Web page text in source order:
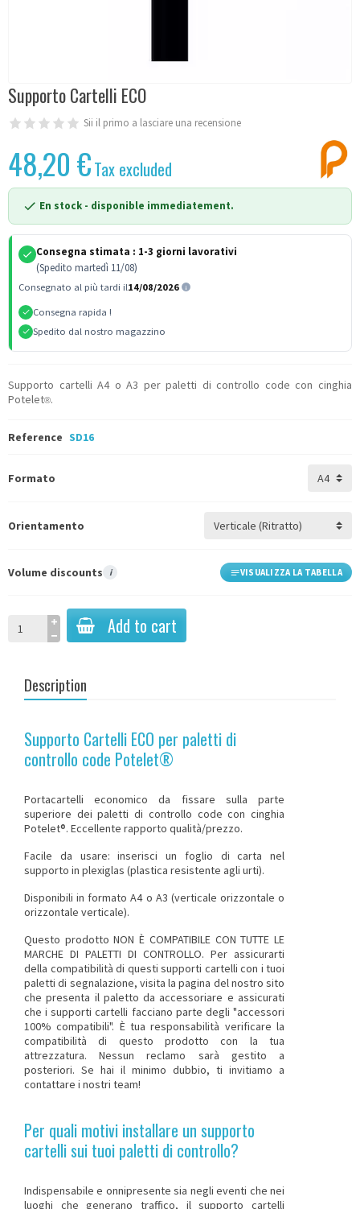
Supporto Cartelli ECO
Sii il primo a lasciare una recensione
48,20 €Tax excluded
En stock - disponible immediatement.
Consegna stimata : 1-3 giorni lavorativi
(Spedito martedì 11/08)
Consegnato al più tardi il14/08/2026
Consegna rapida !
Spedito dal nostro magazzino
Supporto cartelli A4 o A3 per paletti di controllo code con cinghia
Potelet®.
Reference SD16
Formato
Orientamento
Volume discounts i VISUALIZZA LA TABELLA
Add to cart
Description
Supporto Cartelli ECO per paletti di
controllo code Potelet®
Portacartelli economico da fissare sulla parte
superiore dei paletti di controllo code con cinghia
Potelet®. Eccellente rapporto qualità/prezzo.
Facile da usare: inserisci un foglio di carta nel
supporto in plexiglas (plastica resistente agli urti).
Disponibili in formato A4 o A3 (verticale orizzontale o
orizzontale verticale).
Questo prodotto NON È COMPATIBILE CON TUTTE LE
MARCHE DI PALETTI DI CONTROLLO. Per assicurarti
della compatibilità di questi supporti cartelli con i tuoi
paletti di segnalazione, visita la pagina del nostro sito
che presenta il paletto da accessoriare e assicurati
che i supporti cartelli facciano parte degli "accessori
100% compatibili". È tua responsabilità verificare la
compatibilità di questo prodotto con la tua
attrezzatura. Nessun reclamo sarà gestito a
posteriori. Se hai il minimo dubbio, ti invitiamo a
contattare i nostri team!
Per quali motivi installare un supporto
cartelli sui tuoi paletti di controllo?
Indispensabile e onnipresente sia negli eventi che nei
luoghi che generano traffico, il supporto cartelli